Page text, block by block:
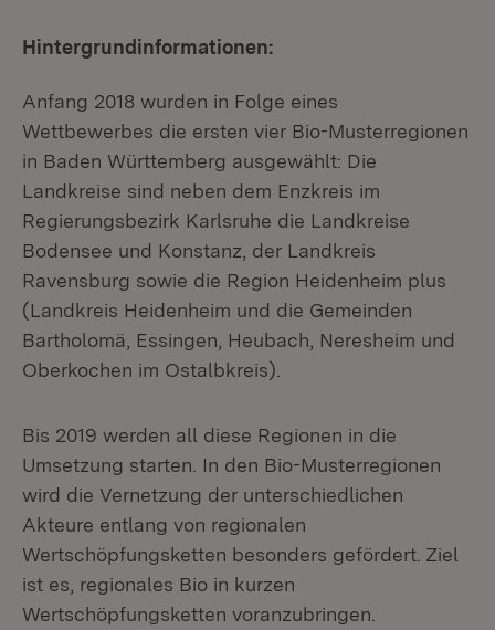
Hintergrundinformationen:
Anfang 2018 wurden in Folge eines
Wettbewerbes die ersten vier Bio-Musterregionen
in Baden Württemberg ausgewählt: Die
Landkreise sind neben dem Enzkreis im
Regierungsbezirk Karlsruhe die Landkreise
Bodensee und Konstanz, der Landkreis
Ravensburg sowie die Region Heidenheim plus
(Landkreis Heidenheim und die Gemeinden
Bartholomä, Essingen, Heubach, Neresheim und
Oberkochen im Ostalbkreis).
Bis 2019 werden all diese Regionen in die
Umsetzung starten. In den Bio-Musterregionen
wird die Vernetzung der unterschiedlichen
Akteure entlang von regionalen
Wertschöpfungsketten besonders gefördert. Ziel
ist es, regionales Bio in kurzen
Wertschöpfungsketten voranzubringen.